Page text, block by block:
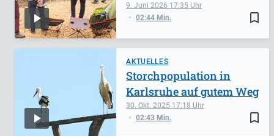
bookmark_border
9. Juni 2026 17:35
02:44 Min.
AKTUELLES
bookmark_border
30. Okt. 2025 17:18
02:43 Min.
Storchpopulation in
Karlsruhe auf gutem Weg